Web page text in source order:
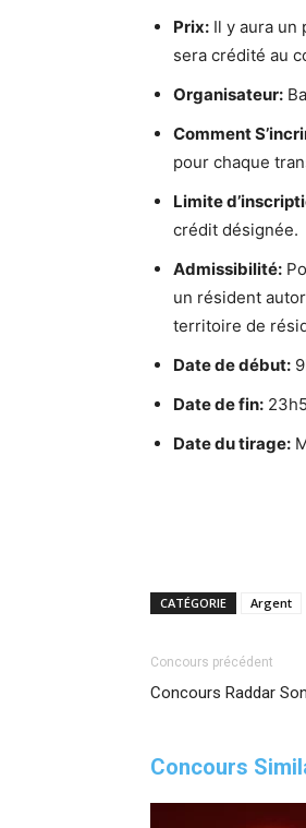
Prix: Il y aura un
sera crédité au
Organisateur:
Comment
pour chaque
Limite
crédit désignée.
Admissibilité:
un résident
territoire de
Date de début:
Date de fin:
Date du tirage:
CATÉGORIE Argent
Concours précédent
Concours Raddar
Concours